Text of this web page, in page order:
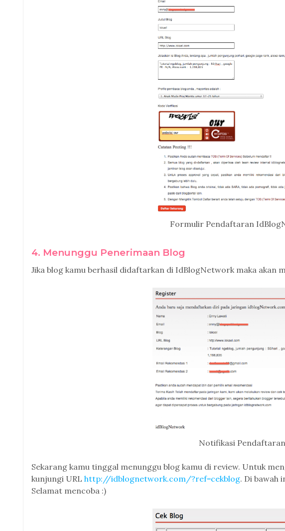
Formulir Pendaftaran
4. Menunggu Penerimaan Blog
Jika blog kamu berhasil didaftarkan di IdBlogNetwork maka akan
Notifikasi Pendaftaran
Sekarang kamu tinggal menunggu blog kamu di review. Untuk
kunjungi URL http://idblognetwork.com/?ref=cekblog. Di bawah
Selamat mencoba :)